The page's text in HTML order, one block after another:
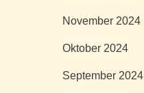
November 2024
Oktober 2024
September 2024